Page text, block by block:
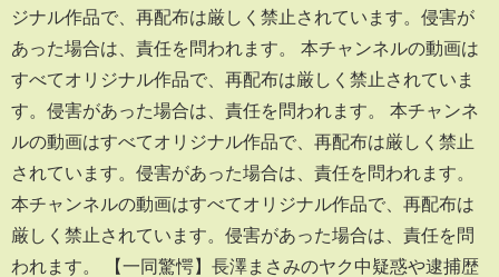
ジナル作品で、再配布は厳しく禁止されています。侵害が
あった場合は、責任を問われます。 本チャンネルの動画は
すべてオリジナル作品で、再配布は厳しく禁止されていま
す。侵害があった場合は、責任を問われます。 本チャンネ
ルの動画はすべてオリジナル作品で、再配布は厳しく禁止
されています。侵害があった場合は、責任を問われます。
本チャンネルの動画はすべてオリジナル作品で、再配布は
厳しく禁止されています。侵害があった場合は、責任を問
われます。 【一同驚愕】長澤まさみのヤク中疑惑や逮捕歴